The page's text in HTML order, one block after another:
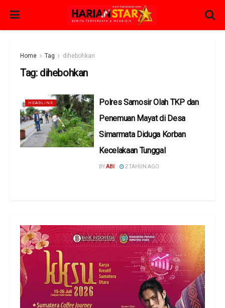
Home Tag dihebohkan
Tag: dihebohkan
HEADLINE
Polres Samosir Olah TKP dan
Penemuan Mayat di Desa
Simarmata Diduga Korban
Kecelakaan Tunggal
BYABI 2 TAHUN AGO